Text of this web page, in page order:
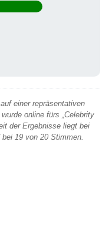
einer repräsentativen
online fürs „Celebrity
der Ergebnisse liegt bei
19 von 20 Stimmen.